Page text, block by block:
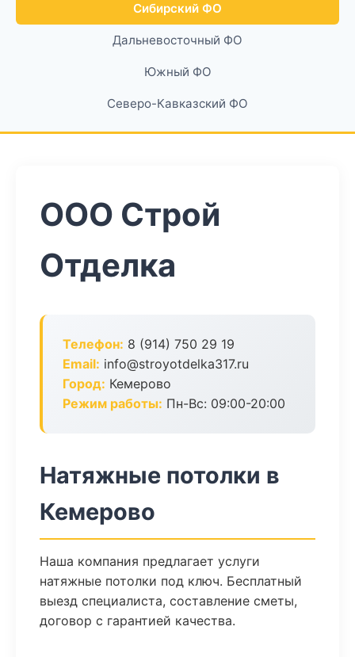
Сибирский ФО
Дальневосточный ФО
Южный ФО
Северо-Кавказский ФО
ООО Строй
Отделка
Телефон: 8 (914) 750 29 19
Email: info@stroyotdelka317.ru
Город: Кемерово
Режим работы: Пн-Вс: 09:00-20:00
Натяжные потолки в
Кемерово
Наша компания предлагает услуги
натяжные потолки под ключ. Бесплатный
выезд специалиста, составление сметы,
договор с гарантией качества.